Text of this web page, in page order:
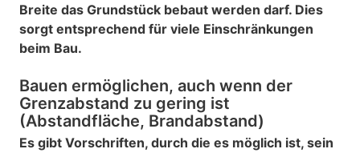
Breite das Grundstück bebaut werden darf. Dies
sorgt entsprechend für viele Einschränkungen
beim Bau.
Bauen ermöglichen, auch wenn der
Grenzabstand zu gering ist
(Abstandfläche, Brandabstand)
Es gibt Vorschriften, durch die es möglich ist, sein